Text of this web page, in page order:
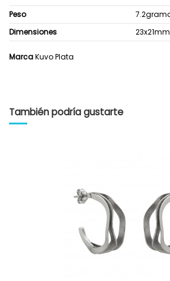
Peso
Dimensiones
23x21mm
MarcaKuvo Plata
También podría gustarte